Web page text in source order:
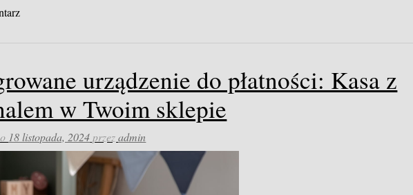
urządzenie do płatności: Kasa z
w Twoim sklepie
18 listopada, 2024 przezadmin